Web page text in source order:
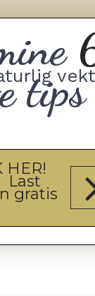
vekt
tips
HER!
Last
gratis